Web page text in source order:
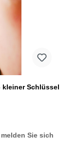
kleiner Schlüssel
Sie sich